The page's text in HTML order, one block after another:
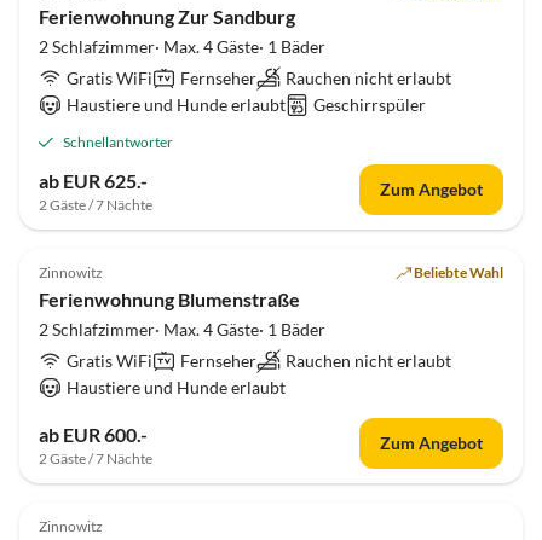
Ferienwohnung Zur Sandburg
2 Schlafzimmer· Max. 4 Gäste· 1 Bäder
Gratis WiFi
Fernseher
Rauchen nicht erlaubt
Haustiere und Hunde erlaubt
Geschirrspüler
Schnellantworter
ab EUR 625.-
2 Gäste / 7 Nächte
Zum Angebot
5.0 (4)
Zinnowitz Beliebte Wahl
Ferienwohnung Blumenstraße
2 Schlafzimmer· Max. 4 Gäste· 1 Bäder
Gratis WiFi
Fernseher
Rauchen nicht erlaubt
Haustiere und Hunde erlaubt
ab EUR 600.-
2 Gäste / 7 Nächte
Zum Angebot
3.9 (3)
Zinnowitz